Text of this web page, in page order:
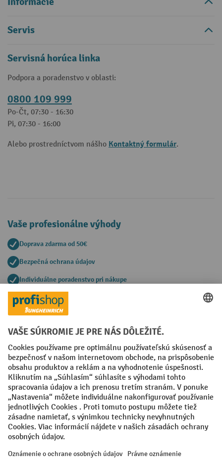
Servis
Servisná horúca linka
Podpora a poradenstvo v oblasti:
0800 109 999
Po-Čt, 07:30 - 16:30
Pi, 07:30 - 16:00
Alebo prostredníctvom nášho Kontaktný formulár.
Vaše profesionálne výhody
Doprava zdarma od 50€
Bezpečná ochrana údajov
Individuálne poradenstvo pri nákupe
Spôsoby platby
Faktúra Predplatba
Sociálne siete
Facebook
YouTube
LinkedIn